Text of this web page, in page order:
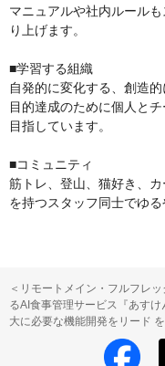
マニュアルや社内ルール
り上げます。
■学習する組織
自発的に変化する、創造
目的達成のために個人と
目指しています。
■コミュニティ
筋トレ、登山、猫好き、
を持つスタッフ同士でゆ
＜リモートメイン・フルフレ
るAI食事管理サービス『あす
大に必要な機能開発をリード